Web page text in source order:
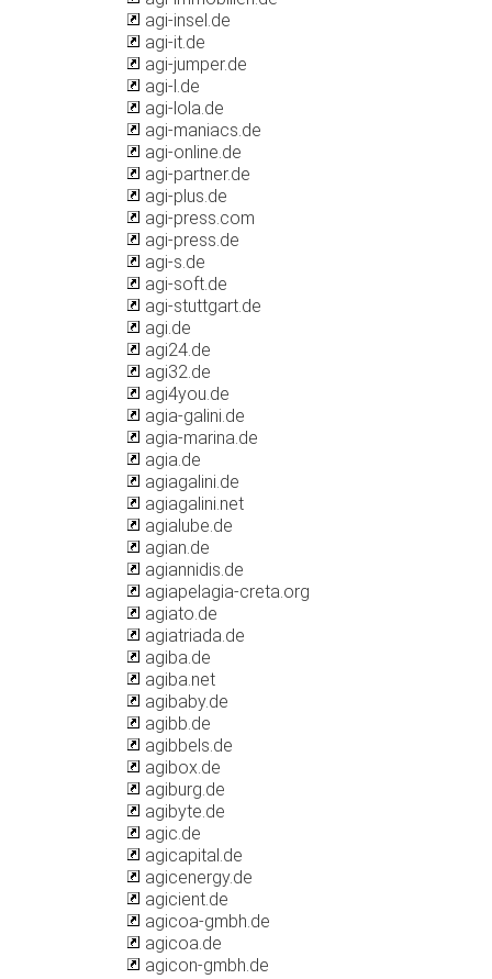
agi-insel.de
agi-it.de
agi-jumper.de
agi-l.de
agi-lola.de
agi-maniacs.de
agi-online.de
agi-partner.de
agi-plus.de
agi-press.com
agi-press.de
agi-s.de
agi-soft.de
agi-stuttgart.de
agi.de
agi24.de
agi32.de
agi4you.de
agia-galini.de
agia-marina.de
agia.de
agiagalini.de
agiagalini.net
agialube.de
agian.de
agiannidis.de
agiapelagia-creta.org
agiato.de
agiatriada.de
agiba.de
agiba.net
agibaby.de
agibb.de
agibbels.de
agibox.de
agiburg.de
agibyte.de
agic.de
agicapital.de
agicenergy.de
agicient.de
agicoa-gmbh.de
agicoa.de
agicon-gmbh.de